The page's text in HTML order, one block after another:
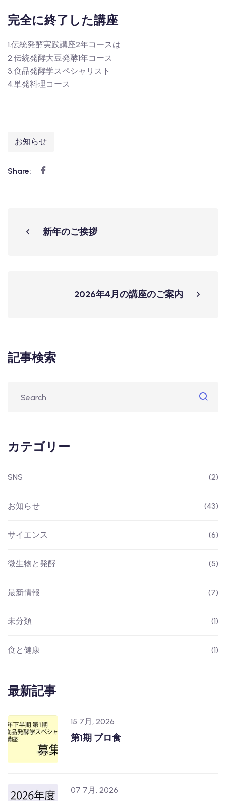
完全に終了した講座
1.伝統発酵実践講座2年コースは
2.伝統発酵大豆発酵1年コース
3.食品発酵学スペシャリスト
4.単発料理コース
お知らせ
Share:
新年のご挨拶
2026年4月の講座のご案内
記事検索
カテゴリー
SNS (2)
お知らせ (43)
サイエンス (6)
微生物と発酵 (5)
最新情報 (7)
未分類 (1)
食と健康 (1)
最新記事
15 7月, 2026
第1期 プロ食
07 7月, 2026